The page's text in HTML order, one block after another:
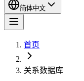
简体中文
首页
关系数据库